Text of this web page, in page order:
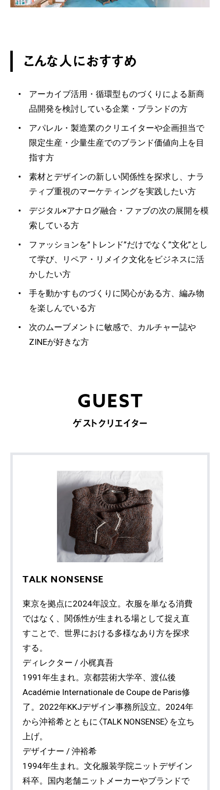
こんな人におすすめ
アーカイブ活用・循環型ものづくりによる新商
品開発を検討している企業・ブランドの方
アパレル・製造業のクリエイターや企画担当で
限定生産・少量生産でのブランド価値向上を目
指す方
素材とデザインの新しい関係性を探求し、ナラ
ティブ重視のマーケティングを実践したい方
デジタル×アナログ融合・ファブの次の展開を模
索している方
ファッションを”トレンド”だけでなく”文化”とし
て学び、リペア・リメイク文化をビジネスに活
かしたい方
手を動かすものづくりに関心がある方、編み物
を楽しんでいる方
次のムーブメントに敏感で、カルチャー誌や
ZINEが好きな方
GUEST
ゲストクリエイター
TALK NONSENSE
東京を拠点に2024年設立。衣服を単なる消費
ではなく、関係性が生まれる場として捉え直
すことで、世界における多様なあり方を探求
する。
ディレクター / 小梶真吾
1991年生まれ。京都芸術大学卒、渡仏後
Académie Internationale de Coupe de Paris修
了。2022年KKJデザイン事務所設立。2024年
から沖裕希とともに〈TALK NONSENSE〉を立ち
上げ。
デザイナー / 沖裕希
1994年生まれ。文化服装学院ニットデザイン
科卒。国内老舗ニットメーカーやブランドで